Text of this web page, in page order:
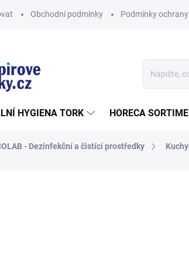
Obchodní podmínky Podmínky
HYGIENA TORK HORECA
- Dezinfekční a čistící prostředky